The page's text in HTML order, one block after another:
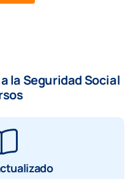
la Seguridad Social